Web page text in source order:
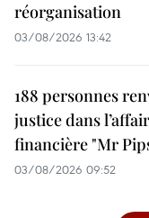
réorganisation
03/08/2026 13:42
188 personnes
justice dans
financière "Mr
03/08/2026 09:52